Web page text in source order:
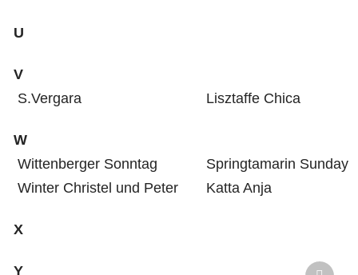
U
V
S.Vergara
Lisztaffe Chica
W
Wittenberger Sonntag
Springtamarin Sunday
Winter Christel und Peter
Katta Anja
X
Y